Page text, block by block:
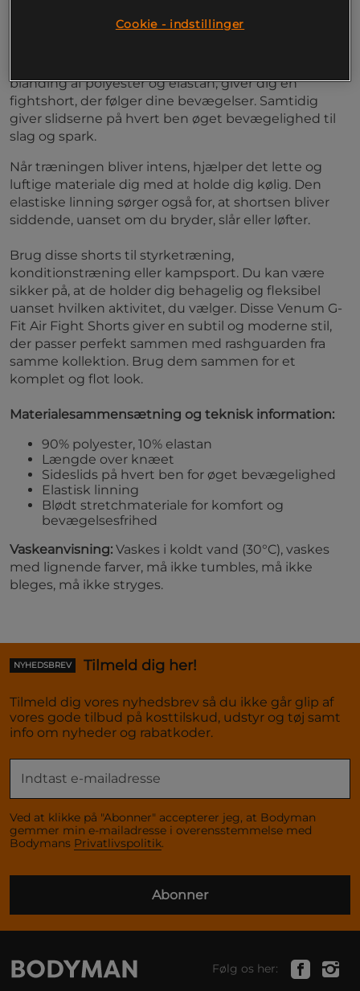
Venum G-Fit Air Fight Shorts er designet til komfort
blanding af polyester og elastan, giver dig en
fightshort, der følger dine bevægelser. Samtidig
giver slidserne på hvert ben øget bevægelighed til
slag og spark.
Når træningen bliver intens, hjælper det lette og
luftige materiale dig med at holde dig kølig. Den
elastiske linning sørger også for, at shortsen bliver
siddende, uanset om du bryder, slår eller løfter.
Brug disse shorts til styrketræning,
konditionstræning eller kampsport. Du kan være
sikker på, at de holder dig behagelig og fleksibel
uanset hvilken aktivitet, du vælger. Disse Venum G-
Fit Air Fight Shorts giver en subtil og moderne stil,
der passer perfekt sammen med rashguarden fra
samme kollektion. Brug dem sammen for et
komplet og flot look.
Materialesammensætning og teknisk information:
90% polyester, 10% elastan
Længde over knæet
Sideslids på hvert ben for øget bevægelighed
Elastisk linning
Blødt stretchmateriale for komfort og
bevægelsesfrihed
Vaskeanvisning: Vaskes i koldt vand (30°C), vaskes
med lignende farver, må ikke tumbles, må ikke
bleges, må ikke stryges.
NYHEDSBREV Tilmeld dig her!
Tilmeld dig vores nyhedsbrev så du ikke går glip af
vores gode tilbud på kosttilskud, udstyr og tøj samt
info om nyheder og rabatkoder.
Ved at klikke på "Abonner" accepterer jeg, at Bodyman
gemmer min e-mailadresse i overensstemmelse med
Bodymans Privatlivspolitik.
Abonner
Følg os her:
Cookie - indstillinger